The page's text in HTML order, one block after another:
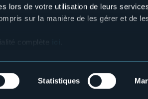
lors de votre utilisation de leurs
sur la manière de les gérer et de
complète
Statistiques